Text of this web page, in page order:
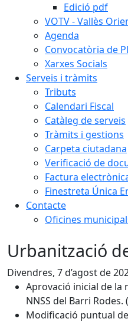
Edició pdf
VOTV - Vallès
Agenda
Convocatòria de
Xarxes Socials
Serveis i tràmits
Tributs
Calendari Fiscal
Catàleg de serveis
Tràmits i gestions
Carpeta ciutadana
Verificació de
Factura
Finestreta Única
Contacte
Oficines
Urbanització
Divendres, 7 d’agost de
Aprovació inicial de la
NNSS del Barri Rodes.
Modificació puntual